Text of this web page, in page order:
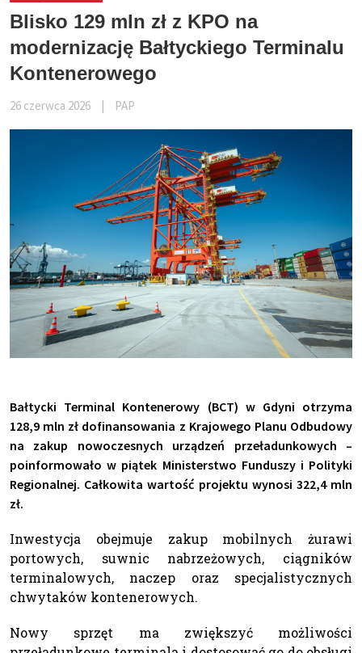
Blisko 129 mln zł z KPO na
modernizację Bałtyckiego Terminalu
Kontenerowego
26 czerwca 2026 PAP
Bałtycki Terminal Kontenerowy (BCT) w Gdyni otrzyma
128,9 mln zł dofinansowania z Krajowego Planu Odbudowy
na zakup nowoczesnych urządzeń przeładunkowych –
poinformowało w piątek Ministerstwo Funduszy i Polityki
Regionalnej. Całkowita wartość projektu wynosi 322,4 mln
zł.
Inwestycja obejmuje zakup mobilnych żurawi
portowych, suwnic nabrzeżowych, ciągników
terminalowych, naczep oraz specjalistycznych
chwytaków kontenerowych.
Nowy sprzęt ma zwiększyć możliwości